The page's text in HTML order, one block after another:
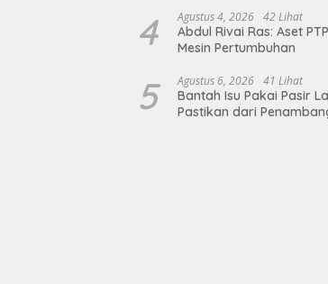
4 Agustus 4, 2026 42 Lihat
Abdul Rivai Ras: Aset
Mesin Pertumbuhan
5 Agustus 6, 2026 41 Lihat
Bantah Isu Pakai Pasir
Pastikan dari